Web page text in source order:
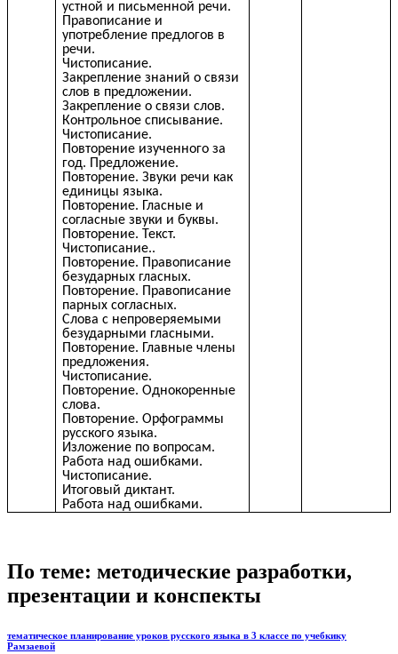
устной и письменной речи.
Правописание и
употребление предлогов в
речи.
Чистописание.
Закрепление знаний о связи
слов в предложении.
Закрепление о связи слов.
Контрольное списывание.
Чистописание.
Повторение изученного за
год. Предложение.
Повторение. Звуки речи как
единицы языка.
Повторение. Гласные и
согласные звуки и буквы.
Повторение. Текст.
Чистописание..
Повторение. Правописание
безударных гласных.
Повторение. Правописание
парных согласных.
Слова с непроверяемыми
безударными гласными.
Повторение. Главные члены
предложения.
Чистописание.
Повторение. Однокоренные
слова.
Повторение. Орфограммы
русского языка.
Изложение по вопросам.
Работа над ошибками.
Чистописание.
Итоговый диктант.
Работа над ошибками.
По теме: методические разработки,
презентации и конспекты
тематическое планирование уроков русского языка в 3 классе по учебкику
Рамзаевой